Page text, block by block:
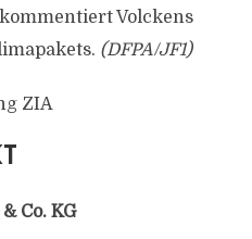
Volckens
(DFPA/JF1)
ZIA
Co. KG